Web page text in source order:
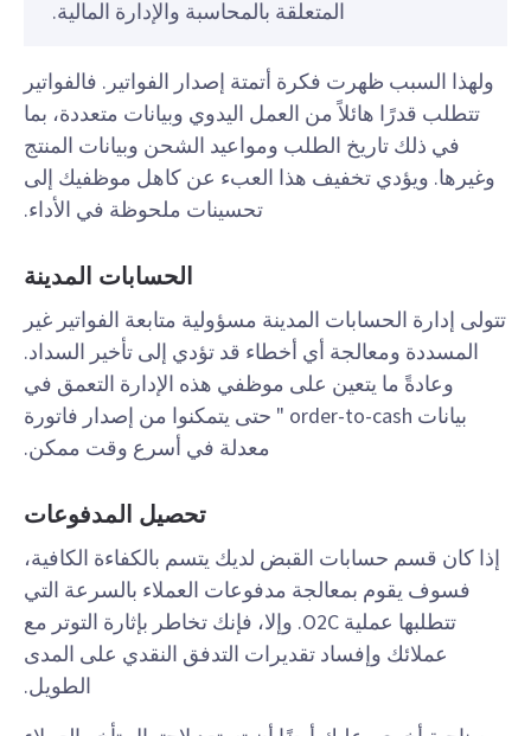
المتعلقة بالمحاسبة والإدارة المالية.
ولهذا السبب ظهرت فكرة أتمتة إصدار الفواتير. فالفواتير
تتطلب قدرًا هائلاً من العمل اليدوي وبيانات متعددة، بما
في ذلك تاريخ الطلب ومواعيد الشحن وبيانات المنتج
وغيرها. ويؤدي تخفيف هذا العبء عن كاهل موظفيك إلى
تحسينات ملحوظة في الأداء.
الحسابات المدينة
تتولى إدارة الحسابات المدينة مسؤولية متابعة الفواتير غير
المسددة ومعالجة أي أخطاء قد تؤدي إلى تأخير السداد.
وعادةً ما يتعين على موظفي هذه الإدارة التعمق في
بيانات order-to-cash " حتى يتمكنوا من إصدار فاتورة
معدلة في أسرع وقت ممكن.
تحصيل المدفوعات
إذا كان قسم حسابات القبض لديك يتسم بالكفاءة الكافية،
فسوف يقوم بمعالجة مدفوعات العملاء بالسرعة التي
تتطلبها عملية O2C. وإلا، فإنك تخاطر بإثارة التوتر مع
عملائك وإفساد تقديرات التدفق النقدي على المدى
الطويل.